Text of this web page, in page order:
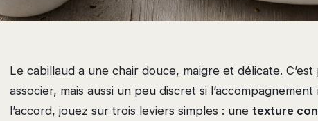
Le cabillaud a une chair douce, maigre et délicate.
associer, mais aussi un peu discret si
l’accord, jouez sur trois leviers simples : une texture